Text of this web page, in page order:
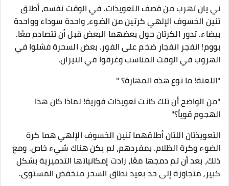
ني يان تهرب من قصف التعويذات. في الوقت نفسه، أطلق
تنين الخسوف الإلهي كرتين من الضوء، واحدة سوداء وواحدة
بيضاء. تدور الكرتان حول بعضهما البعض قبل أن تتصادم معًا.
بووم! انفجر انفجار ضخم على الفور. بعض السحرة فشلوا في
الهروب في الوقت المناسب وغرقوا في النيران.
"اللعنة! ما نوع هذه المهارة؟ "
"من الواضح أن تلك كانت تعويذات فورية! لماذا كان هذا
الهجوم قوياً؟"
التعويذتان اللتان أطلقهما تنين الخسوف الإلهي هما كرة
الضوء وكرة الظلام. بمفردهم، لم يكن هناك شيء خاص. ومع
ذلك، بعد أن تم دمجها معًا، زادت إمكانياتها التدميرية بشكل
كبير، متجاوزة إلى حد بعيد نطاق السحر منخفض المستوى.